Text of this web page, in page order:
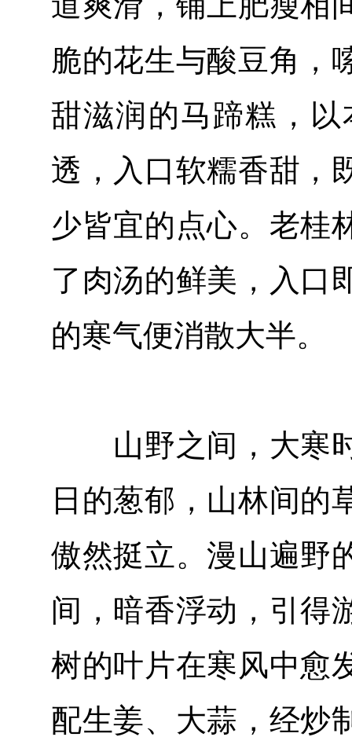
脆的花生与酸豆角，
甜滋润的马蹄糕，
透，入口软糯香甜，
少皆宜的点心。老桂
了肉汤的鲜美，入口
的寒气便消散大半。
山野之间，大寒时
日的葱郁，山林间的
傲然挺立。漫山遍野
间，暗香浮动，引得
树的叶片在寒风中愈
配生姜、大蒜，经炒